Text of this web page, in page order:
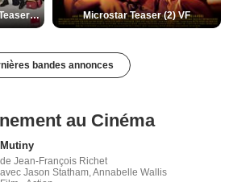
De la Comédie-Française Teaser (3) VF Microstar Teaser (2) VF
bandes annonces
au Cinéma
Mutiny
de Jean-François Richet
avec Jason Statham, Annabelle Wallis